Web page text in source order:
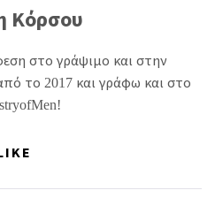
Κόρσου
στο γράψιμο και στην
το 2017 και γράφω και στο